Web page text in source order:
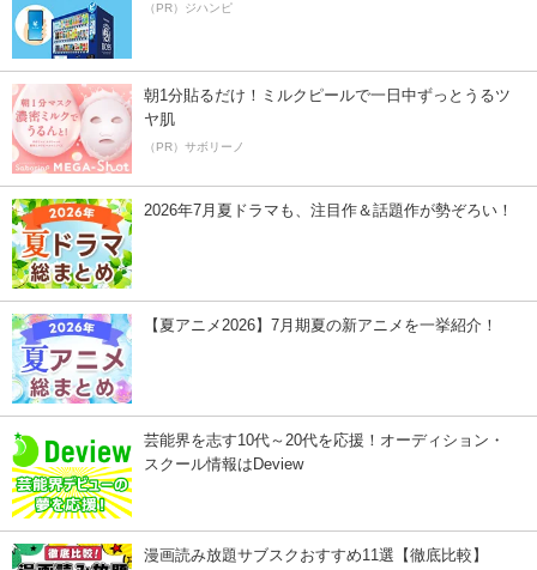
（PR）ジハンピ
朝1分貼るだけ！ミルクピールで一日中ずっとうるツ
ヤ肌
（PR）サボリーノ
2026年7月夏ドラマも、注目作＆話題作が勢ぞろい！
【夏アニメ2026】7月期夏の新アニメを一挙紹介！
芸能界を志す10代～20代を応援！オーディション・
スクール情報はDeview
漫画読み放題サブスクおすすめ11選【徹底比較】